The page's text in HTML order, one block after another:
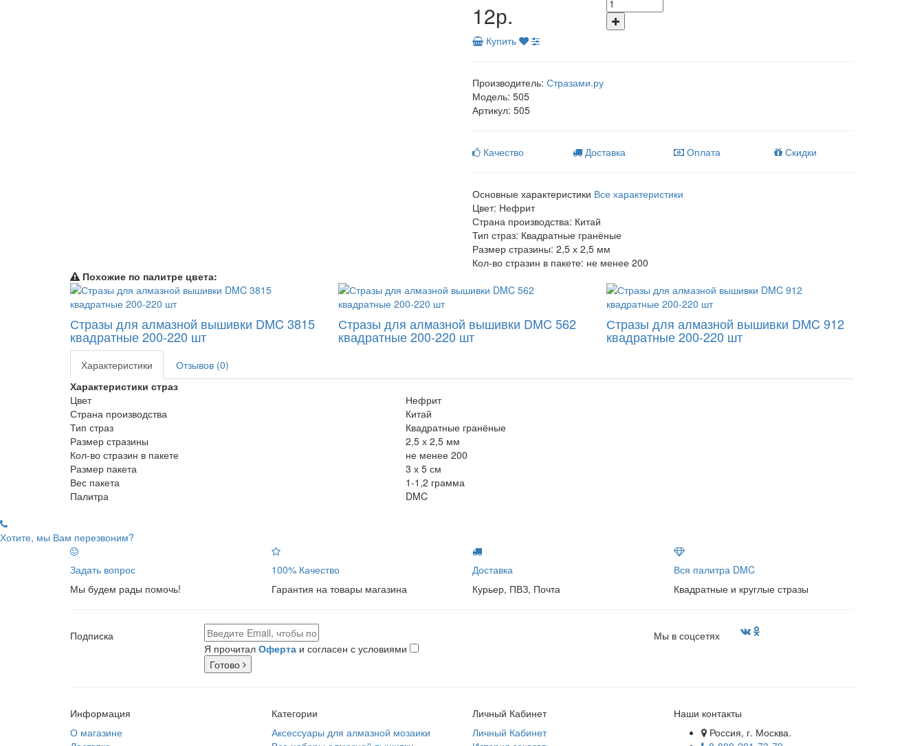
12р.
Купить
Производитель: Стразами.ру
Модель: 505
Артикул: 505
Качество Доставка Оплата Скидки
Основные характеристики Все характеристики
Цвет: Нефрит
Страна производства: Китай
Тип страз: Квадратные гранёные
Размер стразины: 2,5 х 2,5 мм
Кол-во стразин в пакете: не менее 200
Похожие по палитре цвета:
Стразы для алмазной вышивки DMC 3815
квадратные 200-220 шт
Стразы для алмазной вышивки DMC 562
квадратные 200-220 шт
Стразы для алмазной вышивки DMC 912
квадратные 200-220 шт
Характеристики
Отзывов (0)
Характеристики страз
Цвет
Нефрит
Страна производства
Китай
Тип страз
Квадратные гранёные
Размер стразины
2,5 х 2,5 мм
Кол-во стразин в пакете
не менее 200
Размер пакета
3 х 5 см
Вес пакета
1-1,2 грамма
Палитра
DMC
Хотите, мы Вам перезвоним?
Задать вопрос
Мы будем рады помочь!
100% Качество
Гарантия на товары магазина
Доставка
Курьер, ПВЗ, Почта
Вся палитра DMC
Квадратные и круглые стразы
Подписка
Я прочитал Оферта и согласен с условиями
Готово
Мы в соцсетях
Информация
О магазине
Категории
Аксессуары для алмазной мозаики
Личный Кабинет
Личный Кабинет
Наши контакты
Россия, г. Москва.